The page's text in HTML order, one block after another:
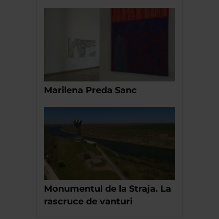
Marilena Preda Sanc
Monumentul de la Straja. La
rascruce de vanturi